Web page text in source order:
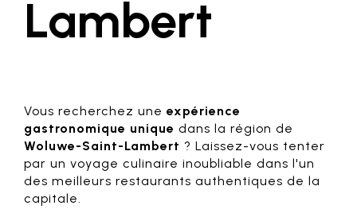
Lambert
Vous recherchez une expérience
gastronomique unique dans la région de
Woluwe-Saint-Lambert ? Laissez-vous tenter
par un voyage culinaire inoubliable dans l'un
des meilleurs restaurants authentiques de la
capitale.